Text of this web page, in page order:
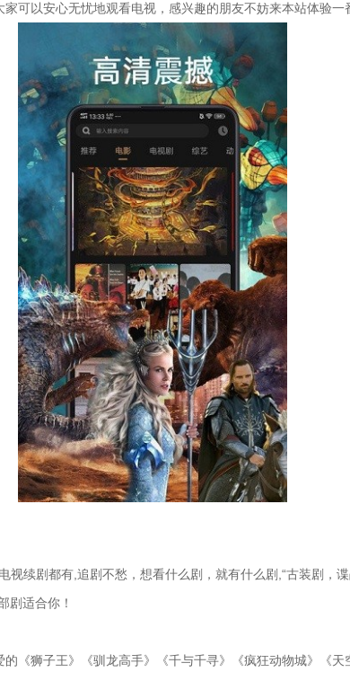
可以安心无忧地观看电视，感兴趣的朋友不妨来本站体验一
视续剧都有,追剧不愁，想看什么剧，就有什么剧,“古装剧，
剧适合你！
《狮子王》《驯龙高手》《千与千寻》《疯狂动物城》《